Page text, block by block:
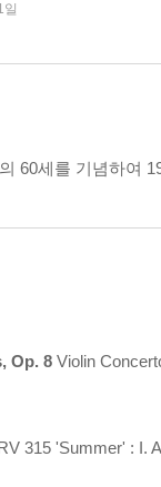
60세를 기념하여
Op. 8 Violin
315 'Summer' : I.